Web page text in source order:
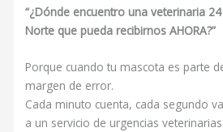
“¿Dónde encuentro una veterinaria
Norte que pueda recibirnos AHORA?”
Porque cuando tu mascota es parte
margen de error.
Cada minuto cuenta, cada segundo
a un servicio de urgencias